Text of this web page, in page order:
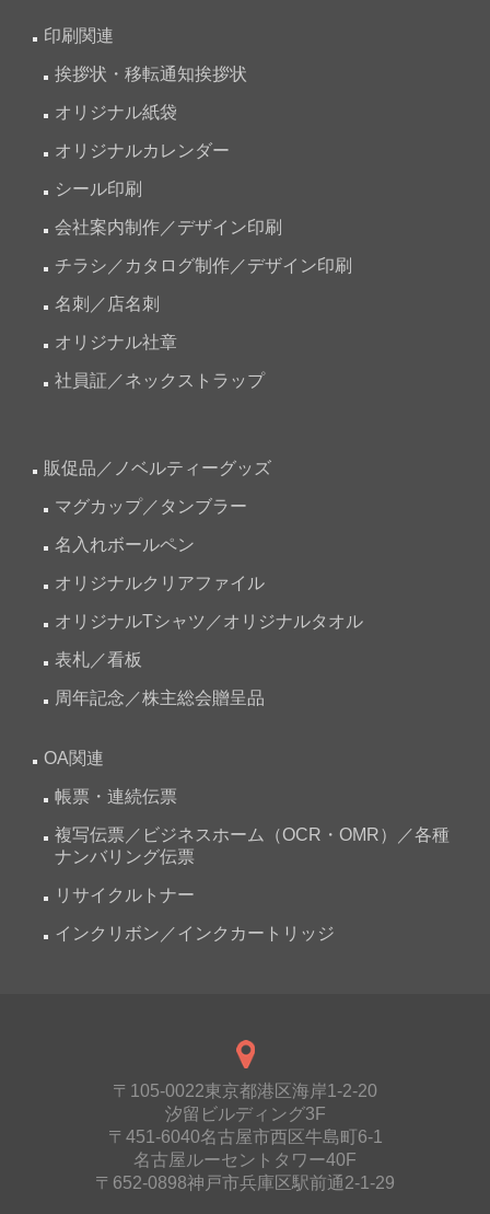
印刷関連
挨拶状・移転通知挨拶状
オリジナル紙袋
オリジナルカレンダー
シール印刷
会社案内制作／デザイン印刷
チラシ／カタログ制作／デザイン印刷
名刺／店名刺
オリジナル社章
社員証／ネックストラップ
販促品／ノベルティーグッズ
マグカップ／タンブラー
名入れボールペン
オリジナルクリアファイル
オリジナルTシャツ／オリジナルタオル
表札／看板
周年記念／株主総会贈呈品
OA関連
帳票・連続伝票
複写伝票／ビジネスホーム（OCR・OMR）／各種
ナンバリング伝票
リサイクルトナー
インクリボン／インクカートリッジ
〒105-0022東京都港区海岸1-2-20
汐留ビルディング3F
〒451-6040名古屋市西区牛島町6-1
名古屋ルーセントタワー40F
〒652-0898神戸市兵庫区駅前通2-1-29